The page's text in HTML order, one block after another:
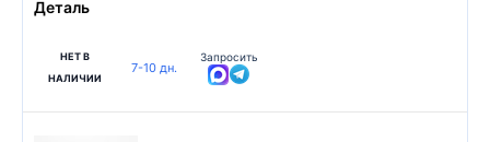
Деталь
НЕТ В
НАЛИЧИИ
7-10 дн.
Запросить